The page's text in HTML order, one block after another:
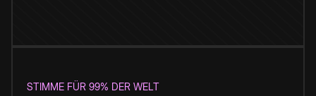
STIMME FÜR 99% DER WELT